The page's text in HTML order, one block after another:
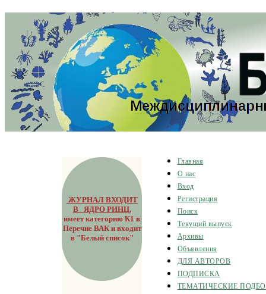
ЖУРНАЛ ВХОДИТ
В ЯДРО РИНЦ,
имеет категорию К1 в
Перечне ВАК и входит
в "Белый список"
Главная
О нас
Вход
Регистрация
Поиск
Текущий выпуск
Архивы
Объявления
ДЛЯ АВТОРОВ
ПОДПИСКА
ТЕМАТИЧЕСКИЕ